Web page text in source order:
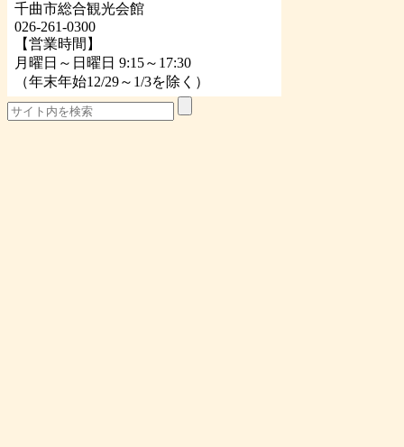
千曲市総合観光会館
026-261-0300
【営業時間】
月曜日～日曜日 9:15～17:30
（年末年始12/29～1/3を除く）